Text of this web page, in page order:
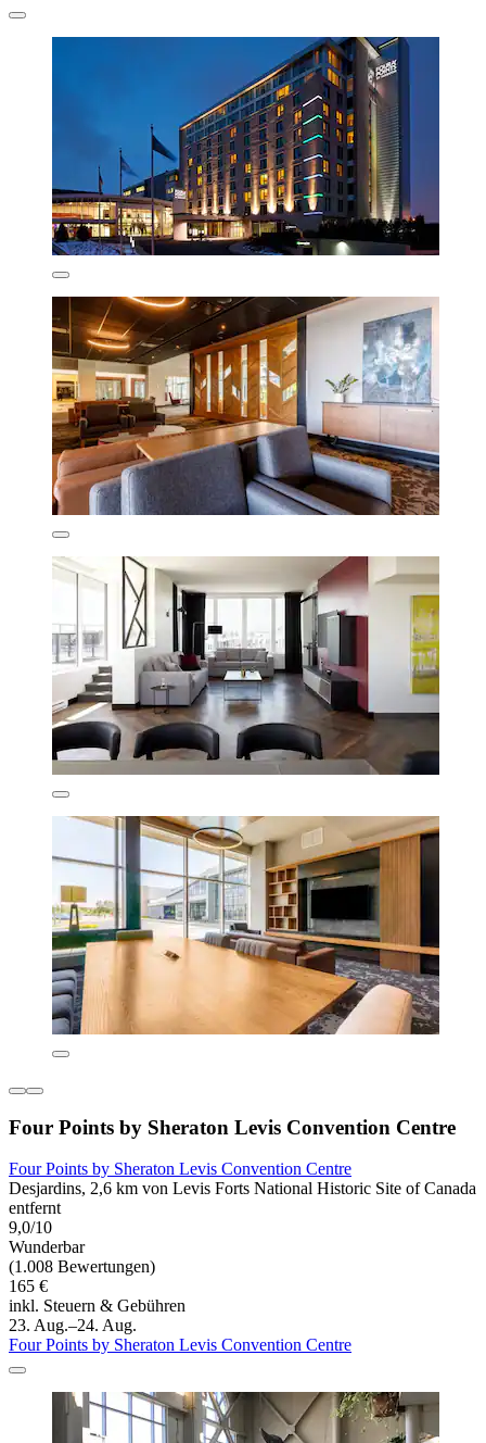
Four Points by Sheraton Levis Convention Centre
Four Points by Sheraton Levis Convention Centre
Desjardins, 2,6 km von Levis Forts National Historic Site of Canada
entfernt
9,0/10
Wunderbar
(1.008 Bewertungen)
165 €
inkl. Steuern & Gebühren
23. Aug.–24. Aug.
Four Points by Sheraton Levis Convention Centre